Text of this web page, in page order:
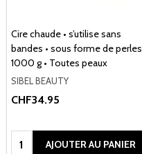
Cire chaude • s’utilise sans
bandes • sous forme de perles
1000 g • Toutes peaux
SIBEL BEAUTY
CHF34.95
Quantité:AJOUTER AU PANIER